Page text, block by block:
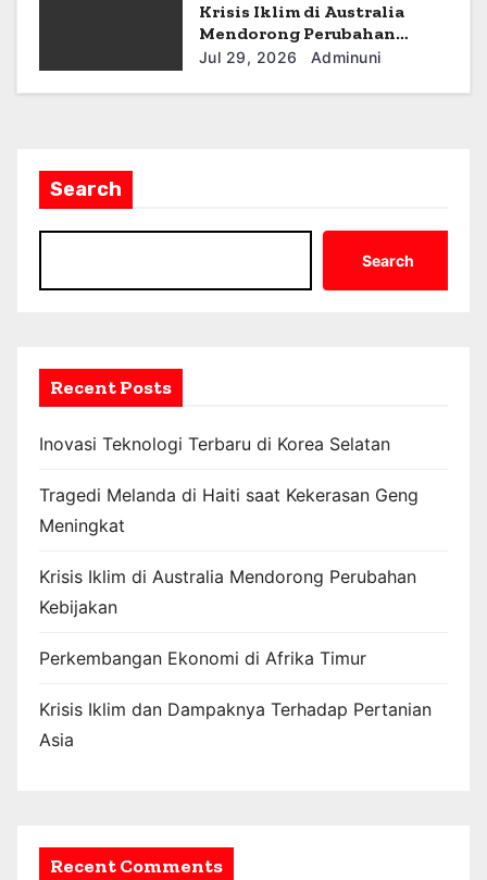
Krisis Iklim di Australia
Mendorong Perubahan
Kebijakan
Jul 29, 2026 Adminuni
Search
Search
Recent Posts
Inovasi Teknologi Terbaru di Korea Selatan
Tragedi Melanda di Haiti saat Kekerasan Geng
Meningkat
Krisis Iklim di Australia Mendorong Perubahan
Kebijakan
Perkembangan Ekonomi di Afrika Timur
Krisis Iklim dan Dampaknya Terhadap Pertanian
Asia
Recent Comments